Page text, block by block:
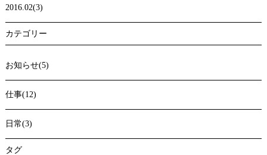
2016.02(3)
カテゴリー
お知らせ(5)
仕事(12)
日常(3)
タグ